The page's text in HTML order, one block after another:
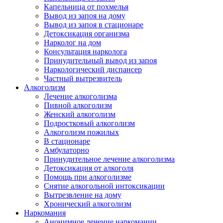
Капельница от похмелья
Вывод из запоя на дому
Вывод из запоя в стационаре
Детоксикация организма
Нарколог на дом
Консультация нарколога
Принудительный вывод из запоя
Наркологический диспансер
Частный вытрезвитель
Алкоголизм
Лечение алкоголизма
Пивной алкоголизм
Женский алкоголизм
Подростковый алкоголизм
Алкоголизм пожилых
В стационаре
Амбулаторно
Принудительное лечение алкоголизма
Детоксикация от алкоголя
Помощь при алкоголизме
Снятие алкогольной интоксикации
Вытрезвление на дому
Хронический алкоголизм
Наркомания